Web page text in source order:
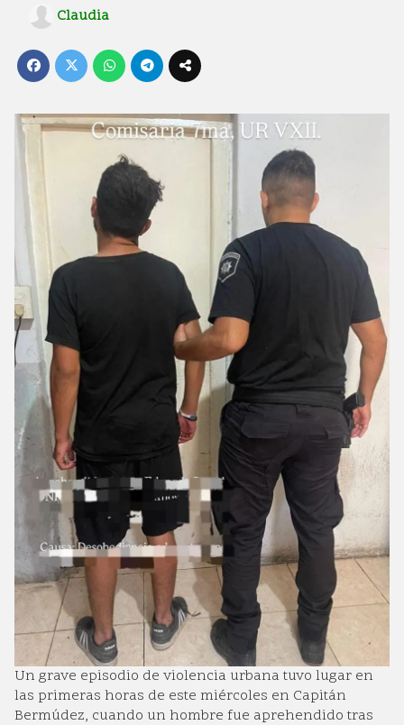
Claudia
Un grave episodio de violencia urbana tuvo lugar en
las primeras horas de este miércoles en Capitán
Bermúdez, cuando un hombre fue aprehendido tras